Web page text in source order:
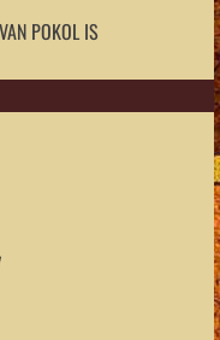
POKOL IS